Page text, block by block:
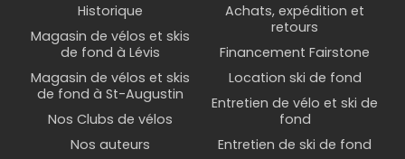
Historique
Magasin de vélos et skis
de fond à Lévis
Magasin de vélos et skis
de fond à St-Augustin
Nos Clubs de vélos
Nos auteurs
Achats, expédition et
retours
Financement Fairstone
Location ski de fond
Entretien de vélo et ski de
fond
Entretien de ski de fond